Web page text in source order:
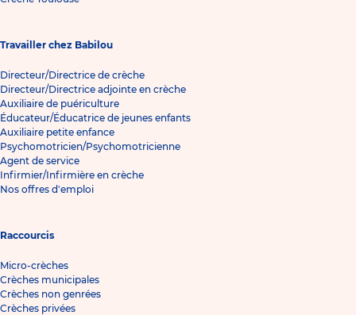
Travailler chez Babilou
Directeur/Directrice de crèche
Directeur/Directrice adjointe en crèche
Auxiliaire de puériculture
Éducateur/Éducatrice de jeunes enfants
Auxiliaire petite enfance
Psychomotricien/Psychomotricienne
Agent de service
Infirmier/Infirmière en crèche
Nos offres d'emploi
Raccourcis
Micro-crèches
Crèches municipales
Crèches non genrées
Crèches privées